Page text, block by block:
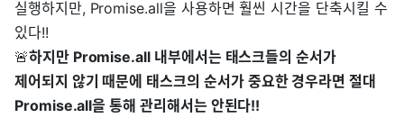
실행하지만, Promise.all을 사용하면 훨씬 시간을 단축시킬 수
있다!!
🚨하지만 Promise.all 내부에서는 태스크들의 순서가
제어되지 않기 때문에 태스크의 순서가 중요한 경우라면 절대
Promise.all을 통해 관리해서는 안된다!!